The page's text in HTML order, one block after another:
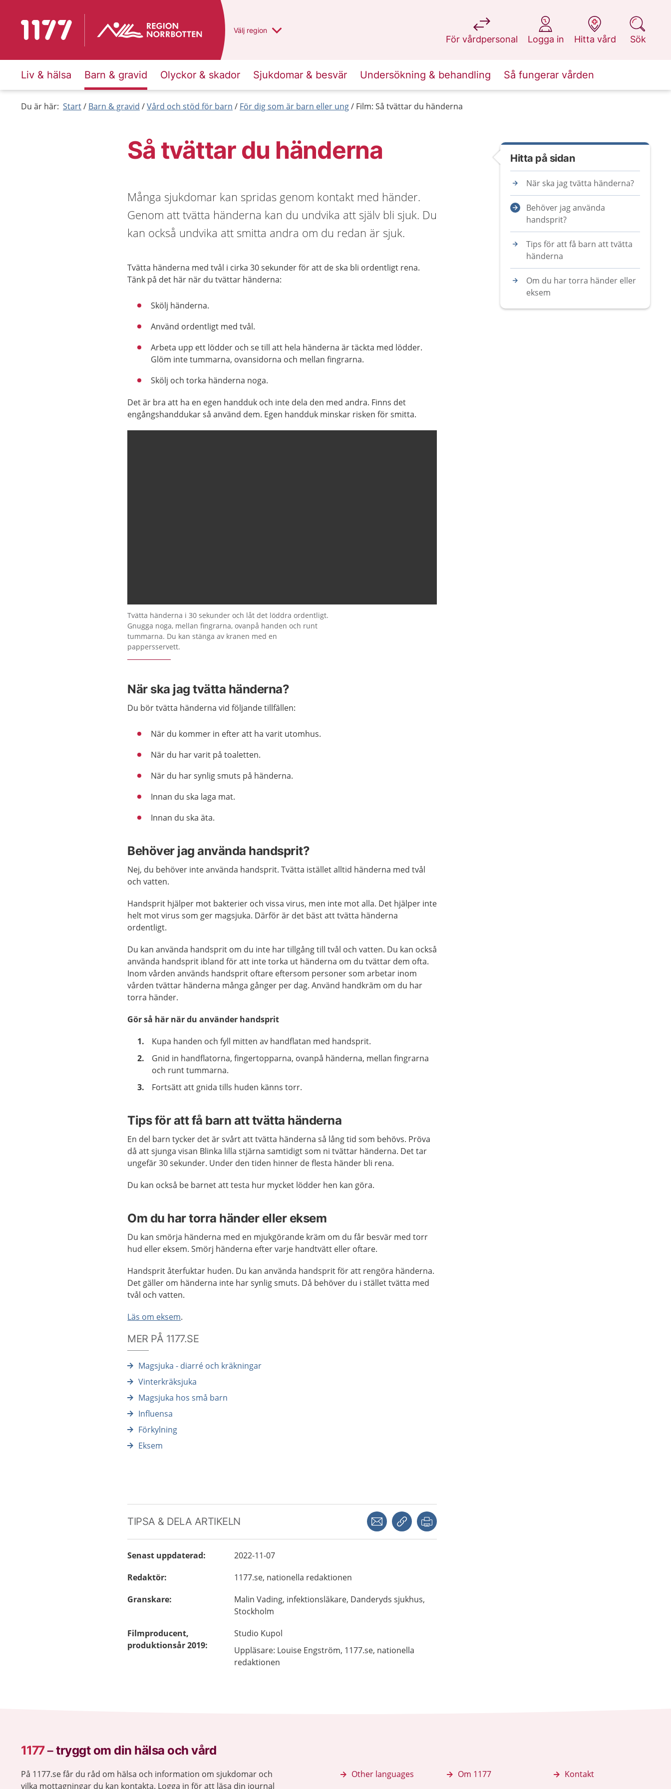
Till startsidan för 1177 Du har valt region
Välj en annan
region
För vårdpersonal
på 1177.se
Logga in
på 1177.se
Hitta vård
på 1177.se
Sök
på 1177.se
Liv & hälsa Barn & gravid Olyckor & skador Sjukdomar & besvär Undersökning & behandling Så fungerar vården
Du är här: Start Barn & gravid Vård och stöd för barn För dig som är barn eller ung Film: Så tvättar du händerna
Så tvättar du händerna
Många sjukdomar kan spridas genom kontakt med händer.
Genom att tvätta händerna kan du undvika att själv bli sjuk. Du
kan också undvika att smitta andra om du redan är sjuk.
Tvätta händerna med tvål i cirka 30 sekunder för att de ska bli ordentligt rena.
Tänk på det här när du tvättar händerna:
Skölj händerna.
Använd ordentligt med tvål.
Arbeta upp ett lödder och se till att hela händerna är täckta med lödder.
Glöm inte tummarna, ovansidorna och mellan fingrarna.
Skölj och torka händerna noga.
Det är bra att ha en egen handduk och inte dela den med andra. Finns det
engångshanddukar så använd dem. Egen handduk minskar risken för smitta.
Tvätta händerna i 30 sekunder och låt det löddra ordentligt.
Gnugga noga, mellan fingrarna, ovanpå handen och runt
tummarna. Du kan stänga av kranen med en
pappersservett.
När ska jag tvätta händerna?
Du bör tvätta händerna vid följande tillfällen:
När du kommer in efter att ha varit utomhus.
När du har varit på toaletten.
När du har synlig smuts på händerna.
Innan du ska laga mat.
Innan du ska äta.
Behöver jag använda handsprit?
Nej, du behöver inte använda handsprit. Tvätta istället alltid händerna med tvål
och vatten.
Handsprit hjälper mot bakterier och vissa virus, men inte mot alla. Det hjälper inte
helt mot virus som ger magsjuka. Därför är det bäst att tvätta händerna
ordentligt.
Du kan använda handsprit om du inte har tillgång till tvål och vatten. Du kan också
använda handsprit ibland för att inte torka ut händerna om du tvättar dem ofta.
Inom vården används handsprit oftare eftersom personer som arbetar inom
vården tvättar händerna många gånger per dag. Använd handkräm om du har
torra händer.
Gör så här när du använder handsprit
Kupa handen och fyll mitten av handflatan med handsprit.
Gnid in handflatorna, fingertopparna, ovanpå händerna, mellan fingrarna
och runt tummarna.
Fortsätt att gnida tills huden känns torr.
Tips för att få barn att tvätta händerna
En del barn tycker det är svårt att tvätta händerna så lång tid som behövs. Pröva
då att sjunga visan Blinka lilla stjärna samtidigt som ni tvättar händerna. Det tar
ungefär 30 sekunder. Under den tiden hinner de flesta händer bli rena.
Du kan också be barnet att testa hur mycket lödder hen kan göra.
Om du har torra händer eller eksem
Du kan smörja händerna med en mjukgörande kräm om du får besvär med torr
hud eller eksem. Smörj händerna efter varje handtvätt eller oftare.
Handsprit återfuktar huden. Du kan använda handsprit för att rengöra händerna.
Det gäller om händerna inte har synlig smuts. Då behöver du i stället tvätta med
tvål och vatten.
Läs om eksem.
MER PÅ 1177.SE
Magsjuka - diarré och kräkningar
Vinterkräksjuka
Magsjuka hos små barn
Influensa
Förkylning
Eksem
TIPSA & DELA ARTIKELN Dela via mejlKopiera länk
Senast uppdaterad:
2022-11-07
Redaktör:
1177.se, nationella redaktionen
Granskare: Malin Vading, infektionsläkare, Danderyds sjukhus,
Stockholm
Filmproducent,
produktionsår 2019:
Studio Kupol
Uppläsare: Louise Engström, 1177.se, nationella
redaktionen
Hitta på sidan
När ska jag tvätta händerna?
Behöver jag använda
handsprit?
Tips för att få barn att tvätta
händerna
Om du har torra händer eller
eksem
1177–tryggt om din hälsa och vård
På 1177.se får du råd om hälsa och information om sjukdomar och
vilka mottagningar du kan kontakta. Logga in för att läsa din journal
Other languages Om 1177 Kontakt